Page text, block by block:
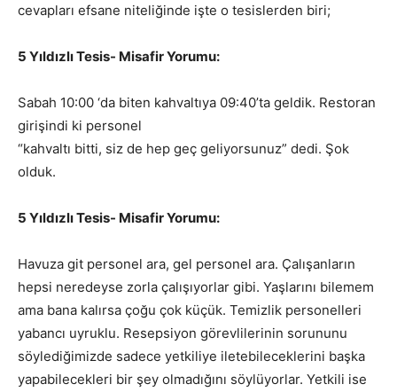
cevapları efsane niteliğinde işte o tesislerden biri;
5 Yıldızlı Tesis- Misafir Yorumu:
Sabah 10:00 ‘da biten kahvaltıya 09:40’ta geldik. Restoran
girişindi ki personel
“kahvaltı bitti, siz de hep geç geliyorsunuz” dedi. Şok
olduk.
5 Yıldızlı Tesis- Misafir Yorumu:
Havuza git personel ara, gel personel ara. Çalışanların
hepsi neredeyse zorla çalışıyorlar gibi. Yaşlarını bilemem
ama bana kalırsa çoğu çok küçük. Temizlik personelleri
yabancı uyruklu. Resepsiyon görevlilerinin sorununu
söylediğimizde sadece yetkiliye iletebileceklerini başka
yapabilecekleri bir şey olmadığını söylüyorlar. Yetkili ise